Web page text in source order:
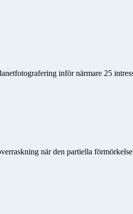
inför närmare 25
när den partiella